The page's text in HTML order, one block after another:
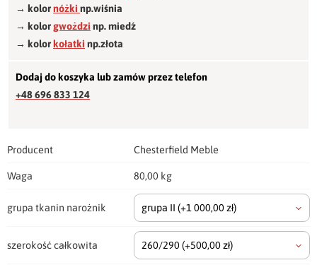
→ kolornóżki np.wiśnia
→ kolorgwożdzi np. miedź
→ kolorkołatki np.złota
Dodaj do koszyka lub zamów przez telefon
+48 696 833 124
Producent Chesterfield Meble
Waga 80,00 kg
grupa tkanin narożnik grupa II (+1 000,00 zł)
szerokość całkowita 260/290(+500,00 zł)